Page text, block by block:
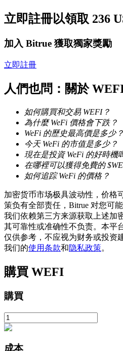
活期質押獲得熱門資產
鎖倉BTR
輕鬆獲得多重福利
借貸寶
立即註冊以領取 236
加入 Bitrue 獲取獨家獎勵
立即註冊
人們也問：關於
如何購買和交易 WEFI？
為什麼 WeFi 價格會下跌？
WeFi 的歷史最高價是多少？
今天 WeFi 的市值是多少？
現在是投資 WeFi 的好時機
在哪裡可以獲得免費的
如何追踪 WeFi 的價格？
加密货币市场极具波动性，价格
策负有全部责任，Bitrue 对您可
我们依赖第三方来源获取上述加
其可靠性或准确性不负责。本平
仅供参考，不应视为财务或投资
我们的使用条款和隐私政策。
購買 WEFI
購買
成本